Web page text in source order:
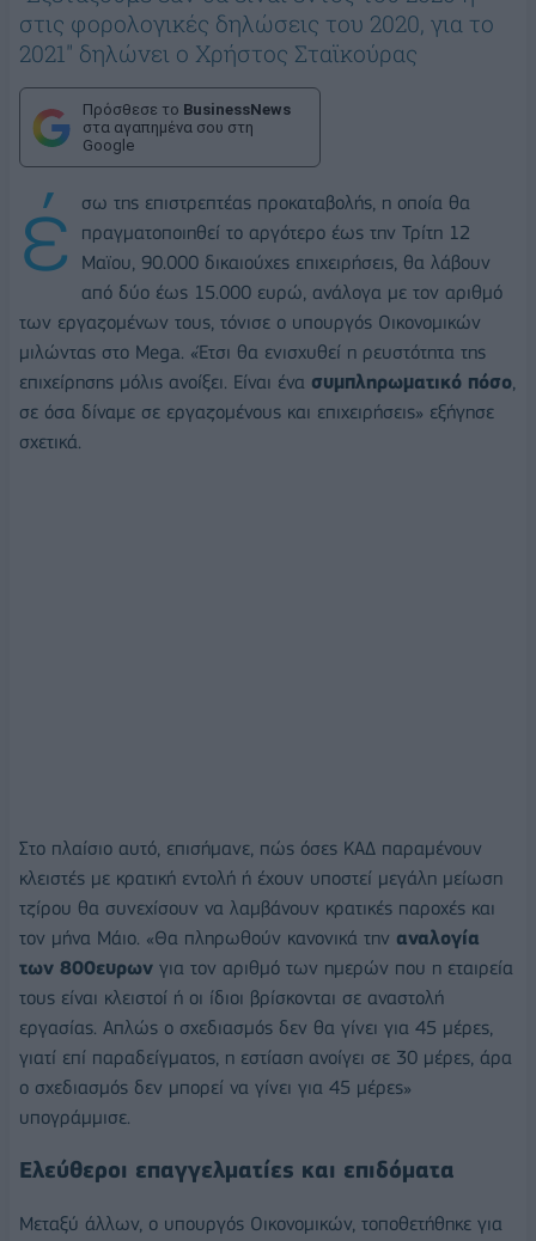
στις φορολογικές δηλώσεις του 2020, για το
2021" δηλώνει ο Χρήστος Σταϊκούρας
Πρόσθεσε το BusinessNews
στα αγαπημένα σου στη
Google
έ
σω της επιστρεπτέας προκαταβολής, η οποία θα
πραγματοποιηθεί το αργότερο έως την Τρίτη 12
Μαϊου, 90.000 δικαιούχες επιχειρήσεις, θα λάβουν
από δύο έως 15.000 ευρώ, ανάλογα με τον αριθμό
των εργαζομένων τους, τόνισε ο υπουργός Οικονομικών
μιλώντας στο Mega. «Έτσι θα ενισχυθεί η ρευστότητα της
επιχείρησης μόλις ανοίξει. Είναι ένα συμπληρωματικό πόσο
σε όσα δίναμε σε εργαζομένους και επιχειρήσεις» εξήγησε
σχετικά.
Στο πλαίσιο αυτό, επισήμανε, πώς όσες ΚΑΔ παραμένουν
κλειστές με κρατική εντολή ή έχουν υποστεί μεγάλη μείωση
τζίρου θα συνεχίσουν να λαμβάνουν κρατικές παροχές και
τον μήνα Μάιο. «Θα πληρωθούν κανονικά την αναλογία
των 800ευρων για τον αριθμό των ημερών που η εταιρεία
τους είναι κλειστοί ή οι ίδιοι βρίσκονται σε αναστολή
εργασίας. Απλώς ο σχεδιασμός δεν θα γίνει για 45 μέρες,
γιατί επί παραδείγματος, η εστίαση ανοίγει σε 30 μέρες, άρα
ο σχεδιασμός δεν μπορεί να γίνει για 45 μέρες»
υπογράμμισε.
Ελεύθεροι επαγγελματίες και επιδόματα
Μεταξύ άλλων, ο υπουργός Οικονομικών, τοποθετήθηκε για